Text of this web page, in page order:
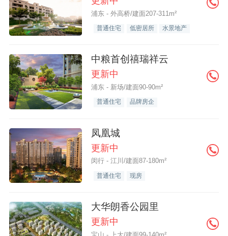
浦东 - 外高桥/建面207-311m²
普通住宅 低密居所 水景地产
中粮首创禧瑞祥云
更新中
浦东 - 新场/建面90-90m²
普通住宅 品牌房企
凤凰城
更新中
闵行 - 江川/建面87-180m²
普通住宅 现房
大华朗香公园里
更新中